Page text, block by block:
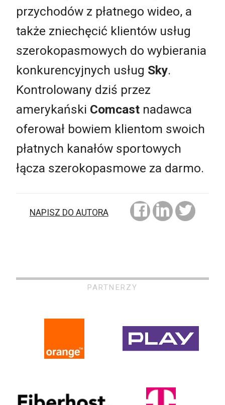
przychodów z płatnego wideo, a
także zniechęcić klientów usług
szerokopasmowych do wybierania
konkurencyjnych usług Sky.
Kontrolowany dziś przez
amerykański Comcast nadawca
oferował bowiem klientom swoich
płatnych kanałów sportowych
łącza szerokopasmowe za darmo.
NAPISZ DO AUTORA
PARTNERZY